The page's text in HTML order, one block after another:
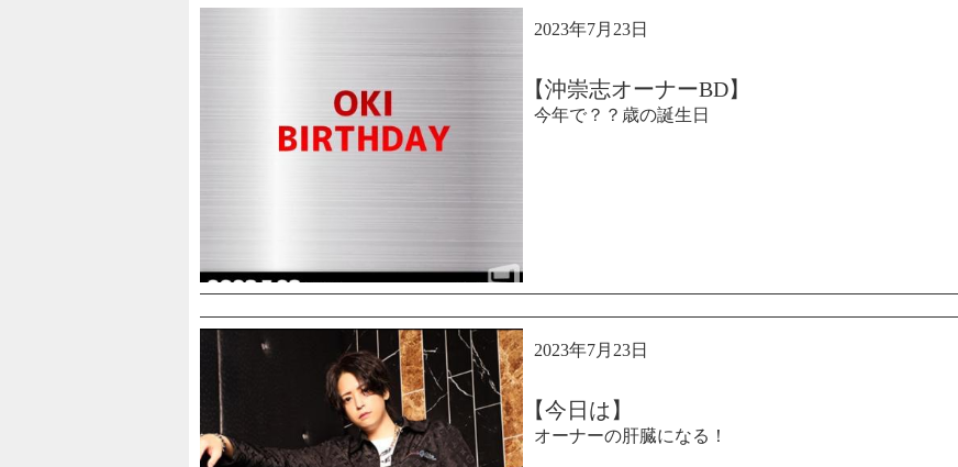
2023年7月23日
【沖崇志オーナーBD】
今年で？？歳の誕生日
2023年7月23日
【今日は】
オーナーの肝臓になる！